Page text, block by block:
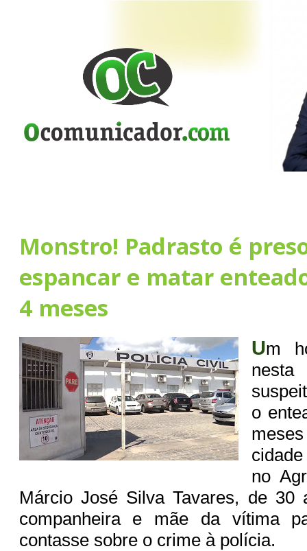
Monstro! Padrasto é
espancar e matar
4 meses
Um
nesta
o
no
Márcio José Silva Tavares, de 30
companheira e mãe da vítima
contasse sobre o crime à polícia.